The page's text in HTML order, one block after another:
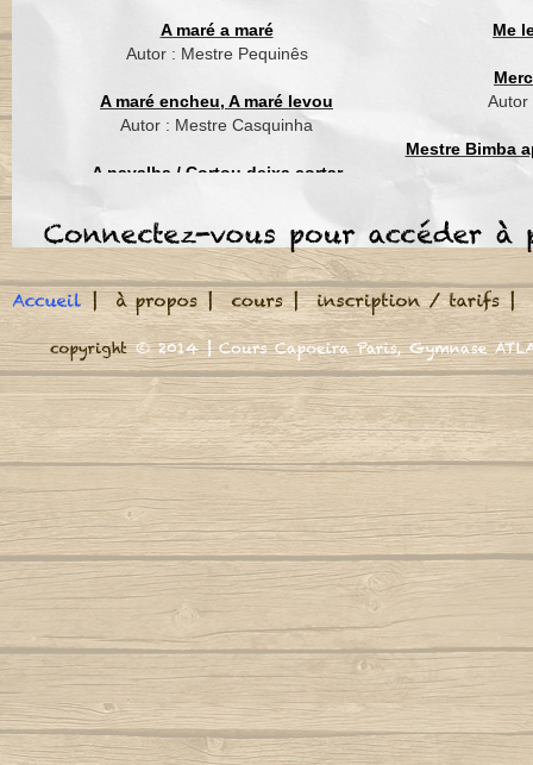
A maré a maré
Autor : Mestre Pequinês
A maré encheu, A maré levou
Autor : Mestre Casquinha
A navalha / Cortou deixa cortar
A roda jà começou
A volta do mundo, é como a maré
Adeus adeus (Boa viagem)
Autor : Mestre Marrom
Africa se uniu
Autor : Mestre Jogo De Dentro
Aidé, negra africana
Autor : Professor Marquinho Coreba
(Capoeira Gerais)
Além-mar
Autor : Graduado Voador (Capoeira Nagô)
Me
Autor
Mestre Bimba
Meu
Autor : CM
Nega
Nego
Autor : Mestre
Autor :
Ai ai ai ai
São bento* m'appelle
Ai ai ai ai
São bento me veut
Ai ai ai ai
São bento m'appelle
Ai ai ai ai
São bento me veut
Et tape des mains
Ai ai ai ai
Attrape la femme
Ai ai ai ai
São bento m'appelle
Ai ai ai ai
São bento me veut